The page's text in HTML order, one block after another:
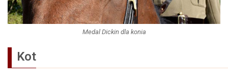
Medal Dickin dla konia
Kot